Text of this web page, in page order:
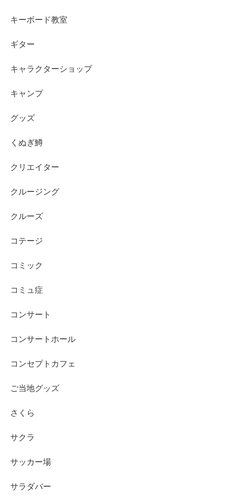
キーボード教室
ギター
キャラクターショップ
キャンプ
グッズ
くぬぎ鱒
クリエイター
クルージング
クルーズ
コテージ
コミック
コミュ症
コンサート
コンサートホール
コンセプトカフェ
ご当地グッズ
さくら
サクラ
サッカー場
サラダバー